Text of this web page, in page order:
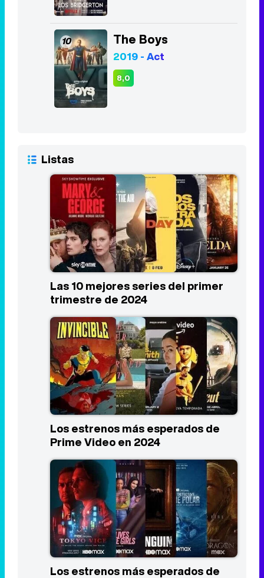
10 The Boys
2019 - Act
8,0
Listas
Las 10 mejores series del primer
trimestre de 2024
Los estrenos más esperados de
Prime Video en 2024
Los estrenos más esperados de